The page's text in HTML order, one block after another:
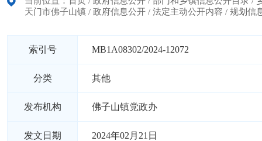
天门市佛子山镇 / 政府信息公开 / 法定主动公开内容 / 规划信
索引号 MB1A08302/2024-12072
分类 其他
发布机构 佛子山镇党政办
发文日期 2024年02月21日